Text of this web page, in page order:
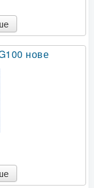
нове